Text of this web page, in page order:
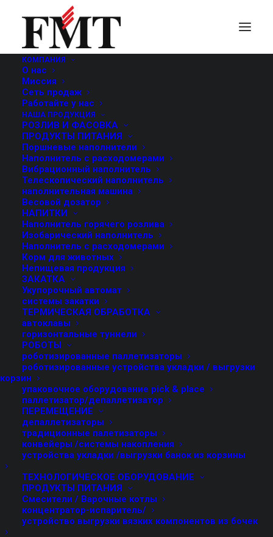
КОМПАНИЯ
О нас
Миссия
Сеть продаж
Работайте у нас
НАША ПРОДУКЦИЯ
РОЗЛИВ И ФАСОВКА
ПРОДУКТЫ ПИТАНИЯ
Поршневые наполнители
Наполнитель с расходомерами
Вибрационный наполнитель
Телескопический наполнитель
наполнительная машина
Весовой дозатор
НАПИТКИ
Наполнитель горячего розлива
Изобарический наполнитель
Наполнитель с расходомерами
Корм для животных
Непищевая продукция
ЗАКАТКА
Укупорочный автомат
системы закатки
ТЕРМИЧЕСКАЯ ОБРАБОТКА
автоклавы
горизонтальные туннели
РОБОТЫ
роботизированные паллетизаторы
роботизированные устройства укладки / выгрузки
корзин
упаковочное оборудование pick & place
паллетизатор/депаллетизатор
ПЕРЕМЕЩЕНИЕ
депаллетизаторы
традиционные палетизаторы
конвейеры /системы накопления
устройства укладки /выгрузки банок из корзины
ТЕХНОЛОГИЧЕСКОЕ ОБОРУДОВАНИЕ
ПРОДУКТЫ ПИТАНИЯ
Смесители / Варочные котлы
концентратор-испаритель/
устройство выгрузки вязких компонентов из бочек
Prodotti base latte
УСТРОЙСТВА УКЛАДКИ